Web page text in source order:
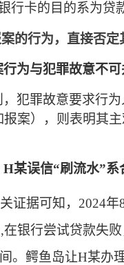
行卡的目的系为贷
的行为，直接否定
行为与犯罪故意不
犯罪故意要求行
案），则表明其主
H某误信“刷流水”
证据可知， 2024年
,在银行尝试贷款失败
。鳄鱼岛让H某办